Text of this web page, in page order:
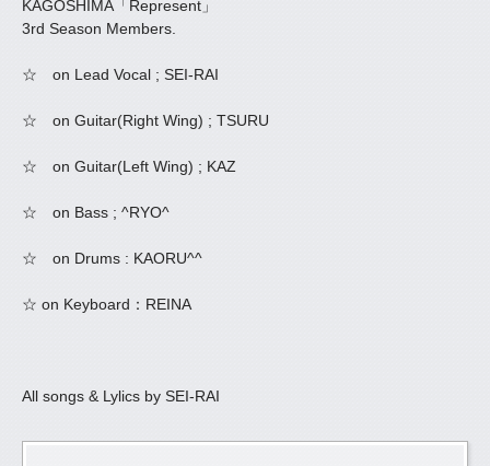
KAGOSHIMA「Represent」
3rd Season Members.
☆ on Lead Vocal ; SEI-RAI
☆ on Guitar(Right Wing) ; TSURU
☆ on Guitar(Left Wing) ; KAZ
☆ on Bass ; ^RYO^
☆ on Drums : KAORU^^
☆ on Keyboard：REINA
All songs & Lylics by SEI-RAI